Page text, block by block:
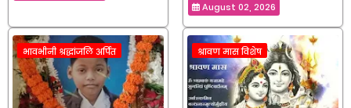
August 02, 2026
भावभीनी श्रद्धांजलि अर्पित श्रावण मास विशेष